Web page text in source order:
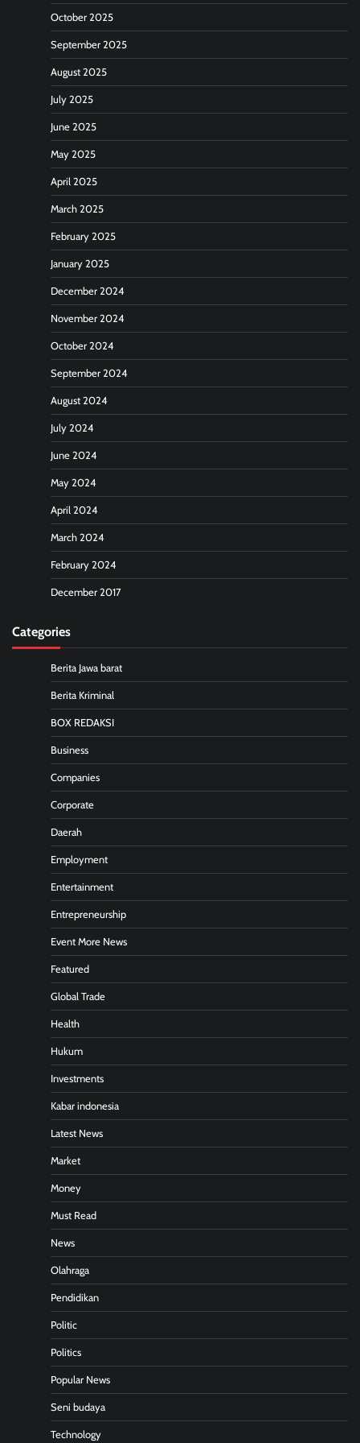
October 2025
September 2025
August 2025
July 2025
June 2025
May 2025
April 2025
March 2025
February 2025
January 2025
December 2024
November 2024
October 2024
September 2024
August 2024
July 2024
June 2024
May 2024
April 2024
March 2024
February 2024
December 2017
Categories
Berita Jawa barat
Berita Kriminal
BOX REDAKSI
Business
Companies
Corporate
Daerah
Employment
Entertainment
Entrepreneurship
Event More News
Featured
Global Trade
Health
Hukum
Investments
Kabar indonesia
Latest News
Market
Money
Must Read
News
Olahraga
Pendidikan
Politic
Politics
Popular News
Seni budaya
Technology